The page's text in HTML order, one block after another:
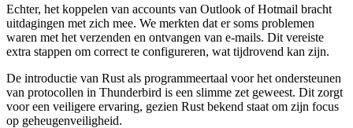
Echter, het koppelen van accounts van Outlook of Hotmail bracht
uitdagingen met zich mee. We merkten dat er soms problemen
waren met het verzenden en ontvangen van e-mails. Dit vereiste
extra stappen om correct te configureren, wat tijdrovend kan zijn.
De introductie van Rust als programmeertaal voor het ondersteunen
van protocollen in Thunderbird is een slimme zet geweest. Dit zorgt
voor een veiligere ervaring, gezien Rust bekend staat om zijn focus
op geheugenveiligheid.